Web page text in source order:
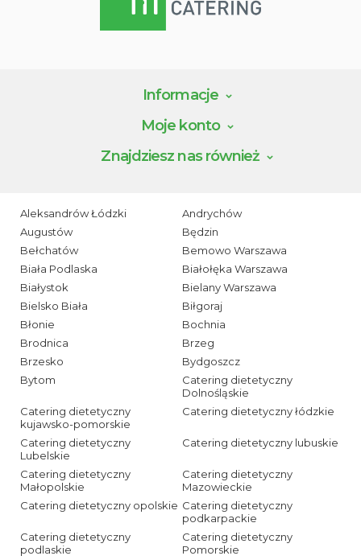
Informacje
Moje konto
Znajdziesz nas również
Aleksandrów Łódzki
Andrychów
Augustów
Będzin
Bełchatów
Bemowo Warszawa
Biała Podlaska
Białołęka Warszawa
Białystok
Bielany Warszawa
Bielsko Biała
Biłgoraj
Błonie
Bochnia
Brodnica
Brzeg
Brzesko
Bydgoszcz
Bytom
Catering dietetyczny
Dolnośląskie
Catering dietetyczny
kujawsko-pomorskie
Catering dietetyczny łódzkie
Catering dietetyczny
Lubelskie
Catering dietetyczny lubuskie
Catering dietetyczny
Małopolskie
Catering dietetyczny
Mazowieckie
Catering dietetyczny opolskie Catering dietetyczny
podkarpackie
Catering dietetyczny
podlaskie
Catering dietetyczny
Pomorskie